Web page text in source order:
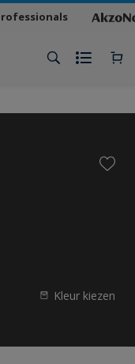
Kleur kiezen